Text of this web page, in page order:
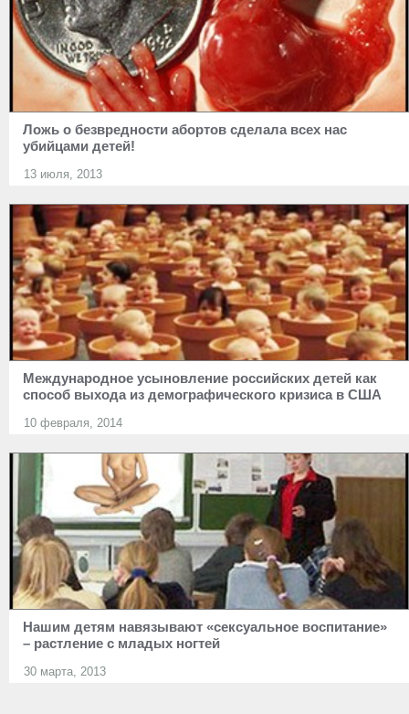
Ложь о безвредности абортов сделала всех нас
убийцами детей!
13 июля, 2013
Международное усыновление российских детей как
способ выхода из демографического кризиса в США
10 февраля, 2014
Нашим детям навязывают «сексуальное воспитание»
– растление с младых ногтей
30 марта, 2013